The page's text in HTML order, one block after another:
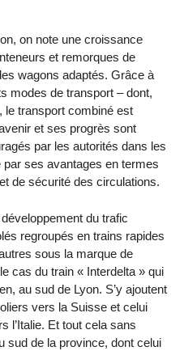
on note une croissance
et remorques de
wagons adaptés. Grâce à
modes de transport – dont,
le transport combiné est
et ses progrès sont
par les autorités dans les
ses avantages en termes
de sécurité des circulations.
du trafic
regroupés en trains rapides
sous la marque de
cas du train « Interdelta » qui
au sud de Lyon. S’y ajoutent
vers la Suisse et celui
l’Italie. Et tout cela sans
sud de la province, dont celui